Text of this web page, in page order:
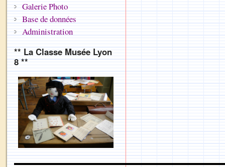
Galerie Photo
Base de données
Administration
** La Classe Musée Lyon
8 **